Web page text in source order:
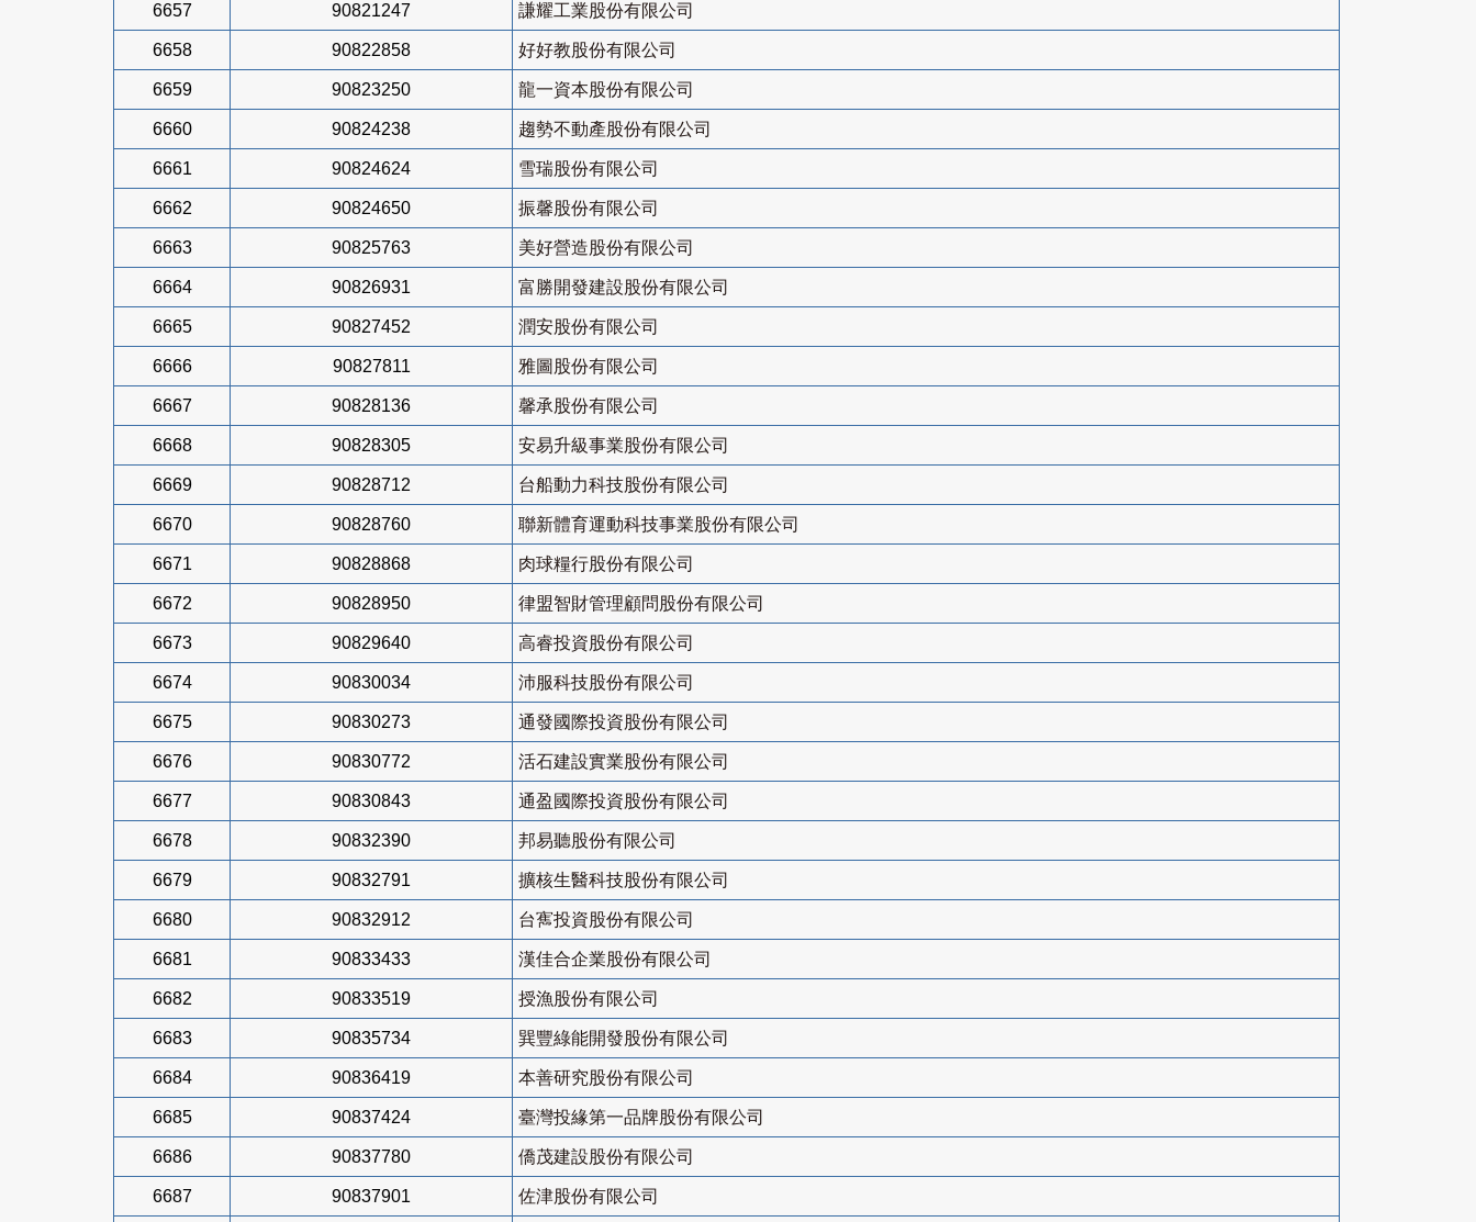
6657 90821247 謙耀工業股份有限公司
6658 90822858 好好教股份有限公司
6659 90823250 龍一資本股份有限公司
6660 90824238 趨勢不動產股份有限公司
6661 90824624 雪瑞股份有限公司
6662 90824650 振馨股份有限公司
6663 90825763 美好營造股份有限公司
6664 90826931 富勝開發建設股份有限公司
6665 90827452 潤安股份有限公司
6666 90827811 雅圖股份有限公司
6667 90828136 馨承股份有限公司
6668 90828305 安易升級事業股份有限公司
6669 90828712 台船動力科技股份有限公司
6670 90828760 聯新體育運動科技事業股份有限公司
6671 90828868 肉球糧行股份有限公司
6672 90828950 律盟智財管理顧問股份有限公司
6673 90829640 高睿投資股份有限公司
6674 90830034 沛服科技股份有限公司
6675 90830273 通發國際投資股份有限公司
6676 90830772 活石建設實業股份有限公司
6677 90830843 通盈國際投資股份有限公司
6678 90832390 邦易聽股份有限公司
6679 90832791 擴核生醫科技股份有限公司
6680 90832912 台寯投資股份有限公司
6681 90833433 漢佳合企業股份有限公司
6682 90833519 授漁股份有限公司
6683 90835734 巽豐綠能開發股份有限公司
6684 90836419 本善研究股份有限公司
6685 90837424 臺灣投緣第一品牌股份有限公司
6686 90837780 僑茂建設股份有限公司
6687 90837901 佐津股份有限公司